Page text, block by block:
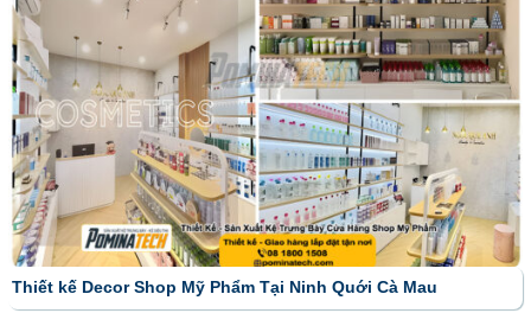
Thiết kế Decor Shop Mỹ Phẩm Tại Ninh Quới Cà Mau